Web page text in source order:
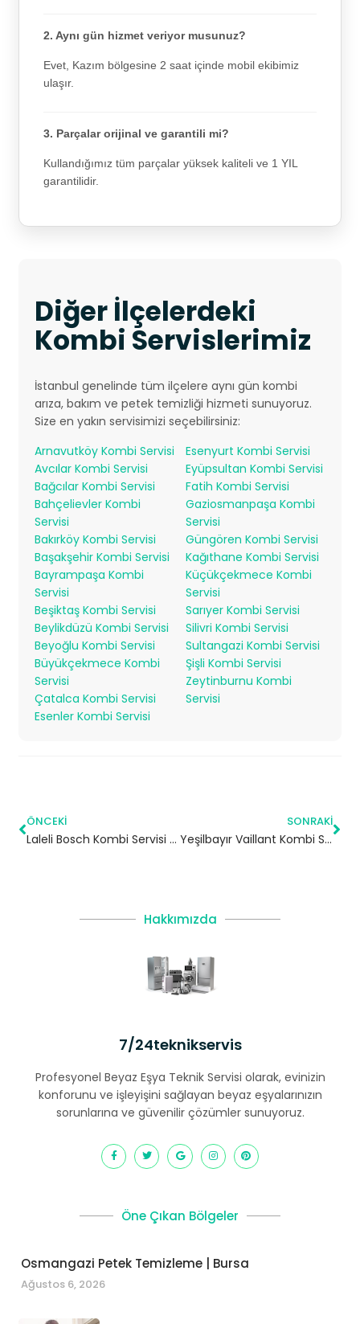
2. Aynı gün hizmet veriyor musunuz?
Evet, Kazım bölgesine 2 saat içinde mobil ekibimiz
ulaşır.
3. Parçalar orijinal ve garantili mi?
Kullandığımız tüm parçalar yüksek kaliteli ve 1 YIL
garantilidir.
Diğer İlçelerdeki
Kombi Servislerimiz
İstanbul genelinde tüm ilçelere aynı gün kombi
arıza, bakım ve petek temizliği hizmeti sunuyoruz.
Size en yakın servisimizi seçebilirsiniz:
Arnavutköy Kombi Servisi
Avcılar Kombi Servisi
Bağcılar Kombi Servisi
Bahçelievler Kombi
Servisi
Bakırköy Kombi Servisi
Başakşehir Kombi Servisi
Bayrampaşa Kombi
Servisi
Beşiktaş Kombi Servisi
Beylikdüzü Kombi Servisi
Beyoğlu Kombi Servisi
Büyükçekmece Kombi
Servisi
Çatalca Kombi Servisi
Esenler Kombi Servisi
Esenyurt Kombi Servisi
Eyüpsultan Kombi Servisi
Fatih Kombi Servisi
Gaziosmanpaşa Kombi
Servisi
Güngören Kombi Servisi
Kağıthane Kombi Servisi
Küçükçekmece Kombi
Servisi
Sarıyer Kombi Servisi
Silivri Kombi Servisi
Sultangazi Kombi Servisi
Şişli Kombi Servisi
Zeytinburnu Kombi
Servisi
ÖNCEKI
Laleli Bosch Kombi Servisi – Fatih Yetkili Servis
SONRAKI
Yeşilbayır Vaillant Kombi Servisi – Arnavutköy Yetkili Servis
Hakkımızda
7/24teknikservis
Profesyonel Beyaz Eşya Teknik Servisi olarak, evinizin
konforunu ve işleyişini sağlayan beyaz eşyalarınızın
sorunlarına ve güvenilir çözümler sunuyoruz.
Öne Çıkan Bölgeler
Osmangazi Petek Temizleme | Bursa
Ağustos 6, 2026